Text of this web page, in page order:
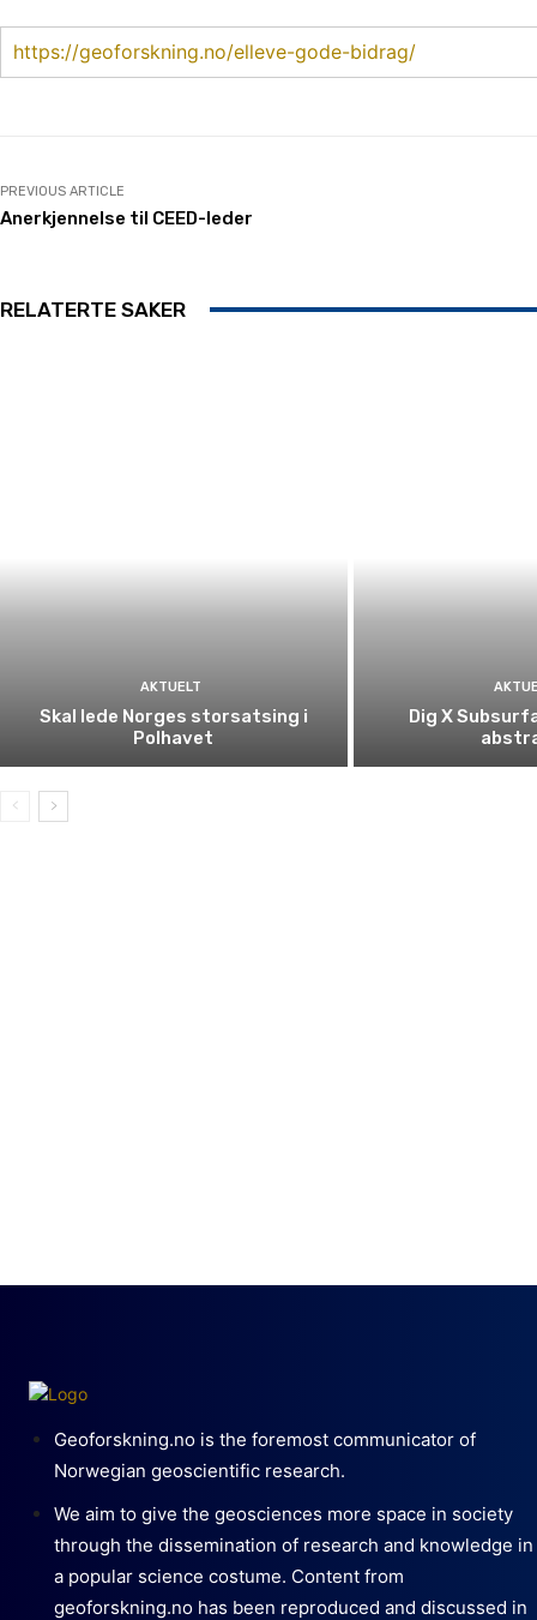
https://geoforskning.no/elleve-gode-bidrag/
PREVIOUS ARTICLE
Anerkjennelse til CEED-leder
RELATERTE SAKER
AKTUELT
Skal lede Norges storsatsing i
Polhavet
Dig X
Geoforskning.no is the foremost communicator of
Norwegian geoscientific research.
We aim to give the geosciences more space in society
through the dissemination of research and knowledge in
a popular science costume. Content from
geoforskning.no has been reproduced and discussed in